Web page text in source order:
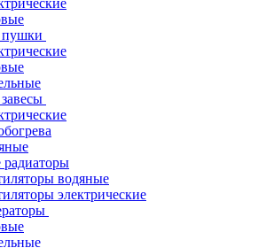
пушки
водяные
электрические